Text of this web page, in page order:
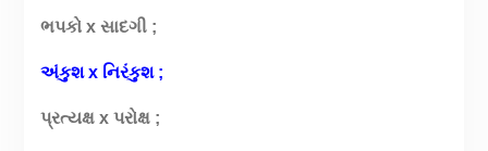
ભપકો x સાદગી ;
અંકુશ x નિરંકુશ ;
પ્રત્યક્ષ x પરોક્ષ ;